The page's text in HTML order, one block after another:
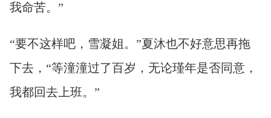
我命苦。”
“要不这样吧，雪凝姐。”夏沐也不好意思再拖
下去，“等潼潼过了百岁，无论瑾年是否同意，
我都回去上班。”